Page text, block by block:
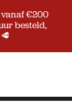
€200
besteld,